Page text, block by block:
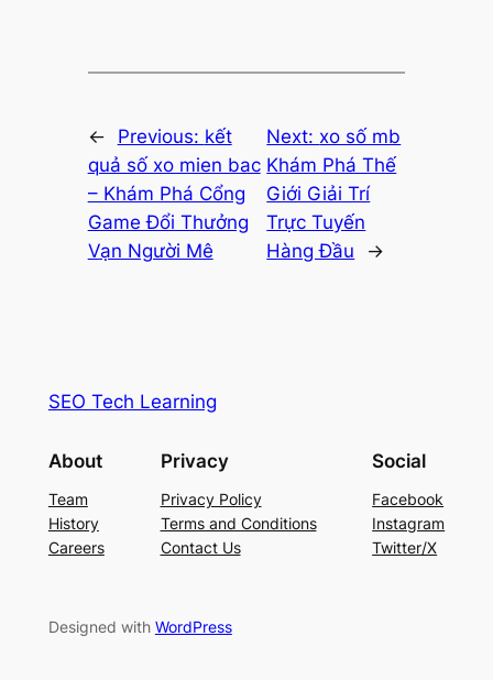
← Previous: kết
quả số xo mien bac
– Khám Phá Cổng
Game Đổi Thưởng
Vạn Người Mê
Next: xo số mb
Khám Phá Thế
Giới Giải Trí
Trực Tuyến
Hàng Đầu
→
SEO Tech Learning
About
Team
History
Careers
Privacy
Privacy Policy
Terms and Conditions
Contact Us
Social
Facebook
Instagram
Twitter/X
Designed with WordPress